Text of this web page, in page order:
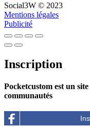
Social3W © 2023
Mentions légales
Publicité
Inscription
Pocketcustom est un
communautés